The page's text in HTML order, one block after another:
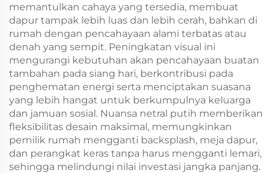
memantulkan cahaya yang tersedia, membuat
dapur tampak lebih luas dan lebih cerah, bahkan di
rumah dengan pencahayaan alami terbatas atau
denah yang sempit. Peningkatan visual ini
mengurangi kebutuhan akan pencahayaan buatan
tambahan pada siang hari, berkontribusi pada
penghematan energi serta menciptakan suasana
yang lebih hangat untuk berkumpulnya keluarga
dan jamuan sosial. Nuansa netral putih memberikan
fleksibilitas desain maksimal, memungkinkan
pemilik rumah mengganti backsplash, meja dapur,
dan perangkat keras tanpa harus mengganti lemari,
sehingga melindungi nilai investasi jangka panjang.